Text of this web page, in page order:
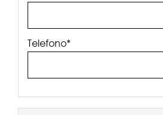
Telefono*